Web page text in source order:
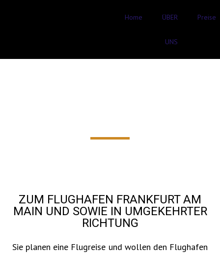
Home ÜBER
UNS
Preise
ZUM FLUGHAFEN FRANKFURT AM
MAIN UND SOWIE IN UMGEKEHRTER
RICHTUNG
Sie planen eine Flugreise und wollen den Flughafen